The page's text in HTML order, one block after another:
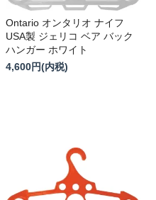
Ontario オンタリオ ナイフ
USA製 ジェリコ ベア バック
ハンガー ホワイト
4,600円(内税)